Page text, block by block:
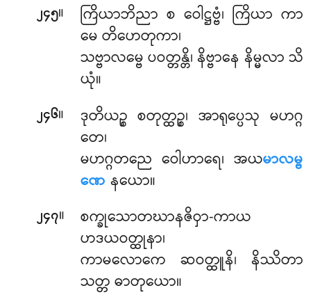
၂၄၅။
ကြိယာဘိညာ စ ဝေါဋ္ဌဗ္ဗံ၊ ကြိယာ ကာ
မေ တိဟေတုကာ၊
သဗ္ဗာလမ္ဗေ ပဝတ္တန္တိ၊ နိဗ္ဗာနေ နိမ္မလာ သိ
ယုံ။
၂၄၆။
ဒုတိယဉ္စ စတုတ္ထဉ္စ၊ အာရုပ္ပေသု မဟဂ္ဂ
တေ၊
မဟဂ္ဂတညေ ဝေါဟာရေ၊ အယမာလမ္ဗ
ဏေ နယော။
၂၄၇။
စက္ခုသောတဃာနဇိဝှာ-ကာယ
ဟဒယဝတ္ထုနာ၊
ကာမလောကေ ဆဝတ္ထူနိ၊ နိဿိတာ
သတ္တ ဓာတုယော။